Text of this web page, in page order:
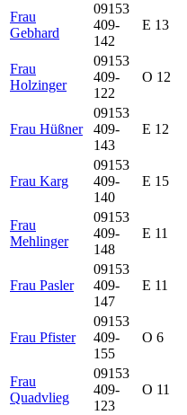
Frau
Gebhard
09153
409-
142
E 13
Frau
Holzinger
09153
409-
122
O 12
Frau Hüßner
09153
409-
143
E 12
Frau Karg
09153
409-
140
E 15
Frau
Mehlinger
09153
409-
148
E 11
Frau Pasler
09153
409-
147
E 11
Frau Pfister
09153
409-
155
O 6
Frau
Quadvlieg
09153
409-
123
O 11